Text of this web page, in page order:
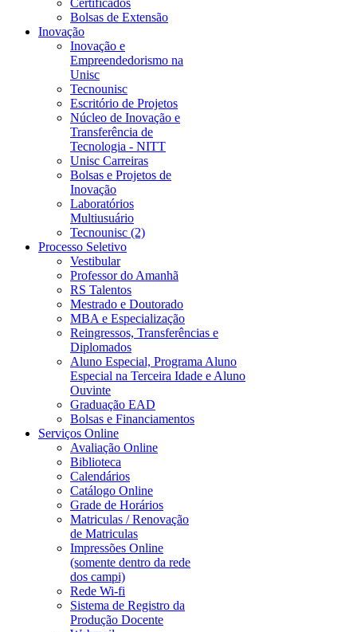
Certificados
Bolsas de Extensão
Inovação
Inovação e
Empreendedorismo na
Unisc
Tecnounisc
Escritório de Projetos
Núcleo de Inovação e
Transferência de
Tecnologia - NITT
Unisc Carreiras
Bolsas e Projetos de
Inovação
Laboratórios
Multiusuário
Tecnounisc (2)
Processo Seletivo
Vestibular
Professor do Amanhã
RS Talentos
Mestrado e Doutorado
MBA e Especialização
Reingressos, Transferências e
Diplomados
Aluno Especial, Programa Aluno
Especial na Terceira Idade e Aluno
Ouvinte
Graduação EAD
Bolsas e Financiamentos
Serviços Online
Avaliação Online
Biblioteca
Calendários
Catálogo Online
Grade de Horários
Matriculas / Renovação
de Matriculas
Impressões Online
(somente dentro da rede
dos campi)
Rede Wi-fi
Sistema de Registro da
Produção Docente